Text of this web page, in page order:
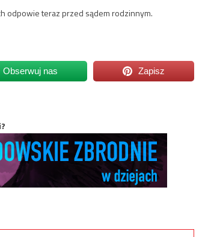
odpowie teraz przed sądem rodzinnym.
Obserwuj nas Zapisz